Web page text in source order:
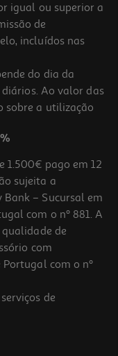
igual ou superior a
de
incluídos nas
do dia da
Ao valor das
sobre a utilização
1.500€ pago em 12
sujeita a
– Sucursal em
com o nº 881. A
de
com
com o nº
de